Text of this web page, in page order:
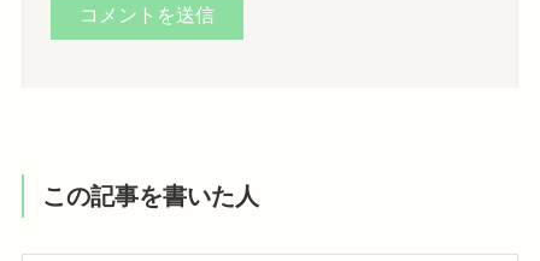
この記事を書いた人